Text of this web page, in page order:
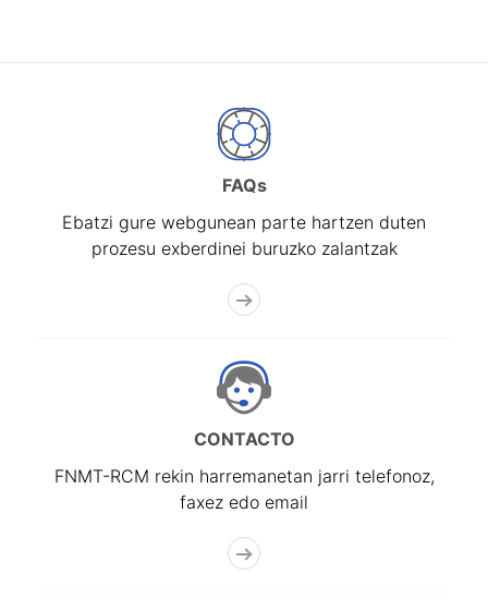
FAQs
Ebatzi gure webgunean parte hartzen duten
prozesu exberdinei buruzko zalantzak
CONTACTO
FNMT-RCM rekin harremanetan jarri telefonoz,
faxez edo email